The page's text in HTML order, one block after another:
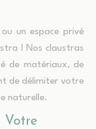
un espace privé
! Nos claustras
de matériaux, de
de délimiter votre
naturelle.
Votre